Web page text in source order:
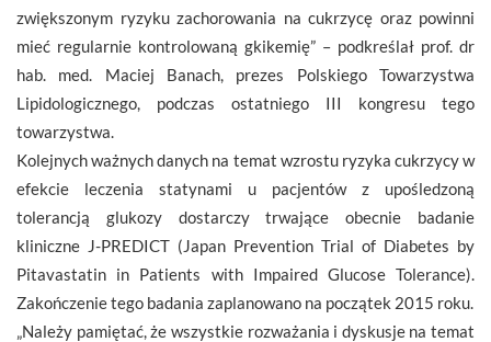
zwiększonym ryzyku zachorowania na cukrzycę oraz powinni
mieć regularnie kontrolowaną gkikemię” – podkreślał prof. dr
hab. med. Maciej Banach, prezes Polskiego Towarzystwa
Lipidologicznego, podczas ostatniego III kongresu tego
towarzystwa.
Kolejnych ważnych danych na temat wzrostu ryzyka cukrzycy w
efekcie leczenia statynami u pacjentów z upośledzoną
tolerancją glukozy dostarczy trwające obecnie badanie
kliniczne J-PREDICT (Japan Prevention Trial of Diabetes by
Pitavastatin in Patients with Impaired Glucose Tolerance).
Zakończenie tego badania zaplanowano na początek 2015 roku.
„Należy pamiętać, że wszystkie rozważania i dyskusje na temat